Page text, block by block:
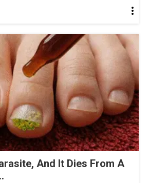
And It Dies From A